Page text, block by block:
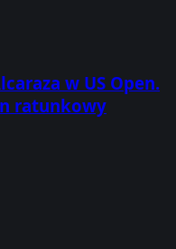
w US Open.
ratunkowy